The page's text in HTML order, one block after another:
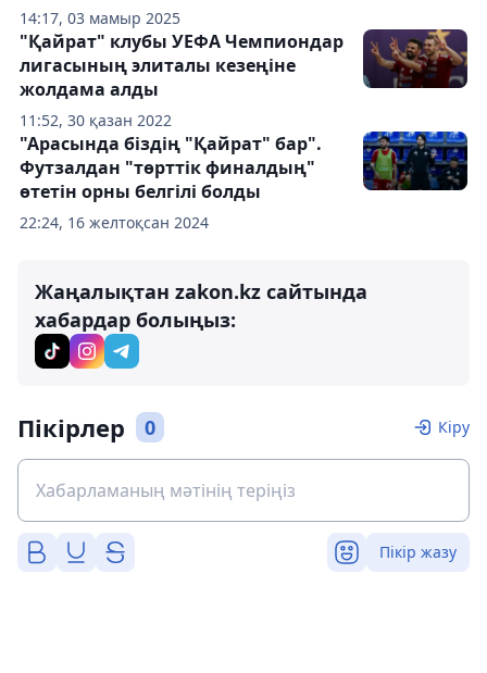
14:17, 03 мамыр 2025
11:52, 30 қазан 2022
"Қайрат" клубы УЕФА Чемпиондар
лигасының элиталы кезеңіне
жолдама алды
22:24, 16 желтоқсан 2024
"Арасында біздің "Қайрат" бар".
Футзалдан "төрттік финалдың"
өтетін орны белгілі болды
Жаңалықтан zakon.kz сайтында
хабардар болыңыз:
Пікірлер 0 Кіру
Пікір жазу